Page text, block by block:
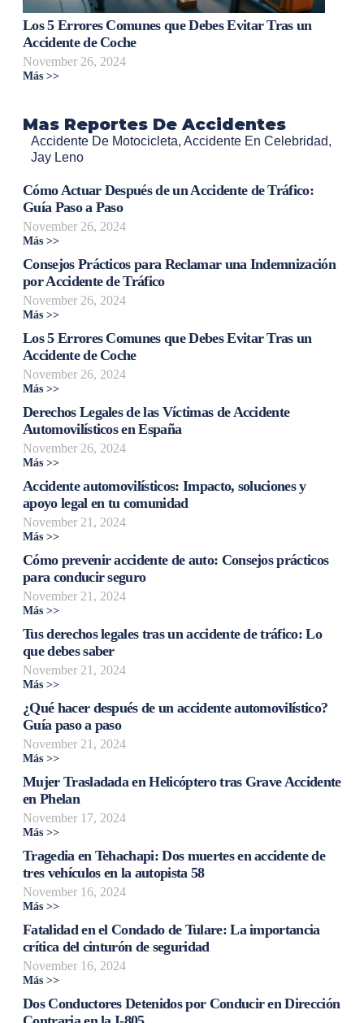
Los 5 Errores Comunes que Debes Evitar Tras un
Accidente de Coche
November 26, 2024
Más >>
Mas Reportes De Accidentes
Accidente De Motocicleta, Accidente En Celebridad,
Jay Leno
Cómo Actuar Después de un Accidente de Tráfico:
Guía Paso a Paso
November 26, 2024
Más >>
Consejos Prácticos para Reclamar una Indemnización
por Accidente de Tráfico
November 26, 2024
Más >>
Los 5 Errores Comunes que Debes Evitar Tras un
Accidente de Coche
November 26, 2024
Más >>
Derechos Legales de las Víctimas de Accidente
Automovilísticos en España
November 26, 2024
Más >>
Accidente automovilísticos: Impacto, soluciones y
apoyo legal en tu comunidad
November 21, 2024
Más >>
Cómo prevenir accidente de auto: Consejos prácticos
para conducir seguro
November 21, 2024
Más >>
Tus derechos legales tras un accidente de tráfico: Lo
que debes saber
November 21, 2024
Más >>
¿Qué hacer después de un accidente automovilístico?
Guía paso a paso
November 21, 2024
Más >>
Mujer Trasladada en Helicóptero tras Grave Accidente
en Phelan
November 17, 2024
Más >>
Tragedia en Tehachapi: Dos muertes en accidente de
tres vehículos en la autopista 58
November 16, 2024
Más >>
Fatalidad en el Condado de Tulare: La importancia
crítica del cinturón de seguridad
November 16, 2024
Más >>
Dos Conductores Detenidos por Conducir en Dirección